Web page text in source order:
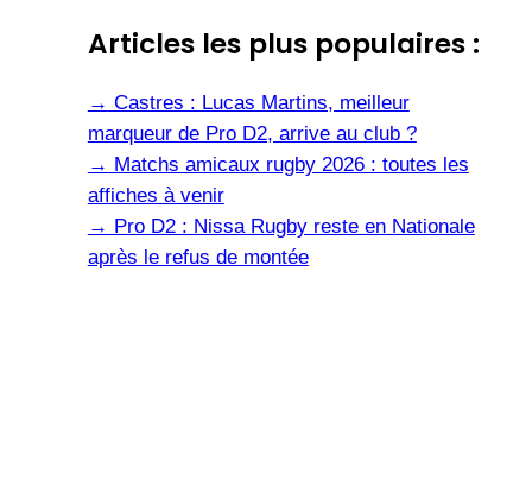
Articles les plus populaires :
→ Castres : Lucas Martins, meilleur
marqueur de Pro D2, arrive au club ?
→ Matchs amicaux rugby 2026 : toutes les
affiches à venir
→ Pro D2 : Nissa Rugby reste en Nationale
après le refus de montée